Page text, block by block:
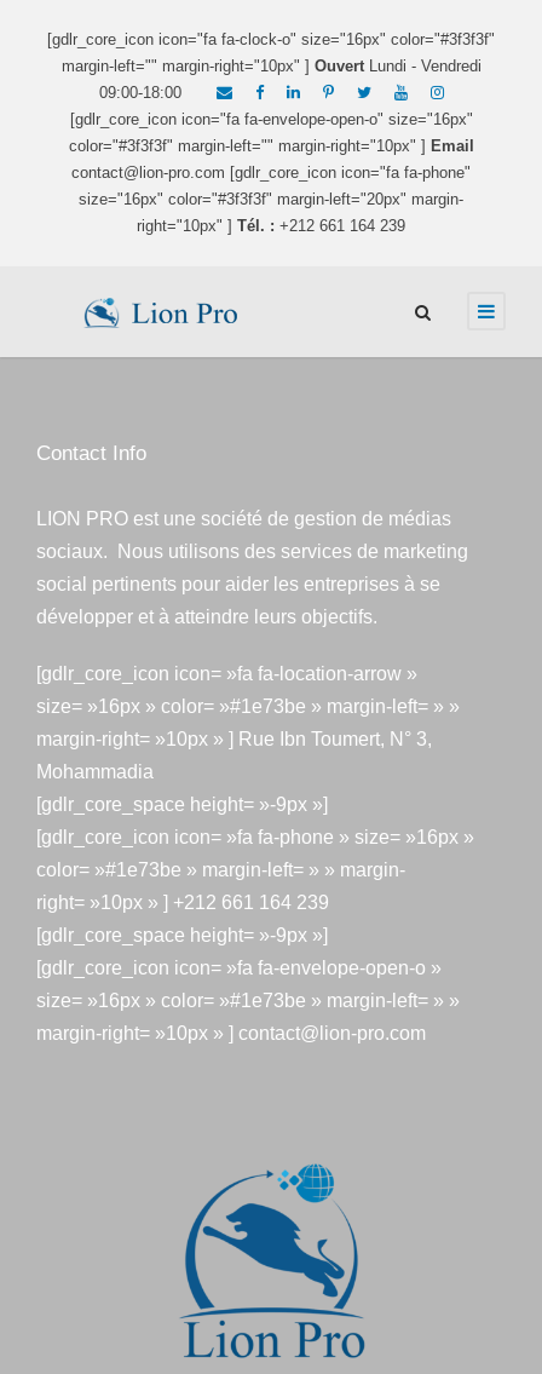
[gdlr_core_icon icon="fa fa-clock-o" size="16px" color="#3f3f3f"
margin-left="" margin-right="10px" ] OuvertLundi - Vendredi
09:00-18:00
[gdlr_core_icon icon="fa fa-envelope-open-o" size="16px"
color="#3f3f3f" margin-left="" margin-right="10px" ] Email
contact@lion-pro.com [gdlr_core_icon icon="fa fa-phone"
size="16px" color="#3f3f3f" margin-left="20px" margin-
right="10px" ] Tél. : +212 661 164 239
Contact Info
LION PRO est une société de gestion de médias
sociaux. Nous utilisons des services de marketing
social pertinents pour aider les entreprises à se
développer et à atteindre leurs objectifs.
[gdlr_core_icon icon= »fa fa-location-arrow »
size= »16px » color= »#1e73be » margin-left= » »
margin-right= »10px » ] Rue Ibn Toumert, N° 3,
Mohammadia
[gdlr_core_space height= »-9px »]
[gdlr_core_icon icon= »fa fa-phone » size= »16px »
color= »#1e73be » margin-left= » » margin-
right= »10px » ] +212 661 164 239
[gdlr_core_space height= »-9px »]
[gdlr_core_icon icon= »fa fa-envelope-open-o »
size= »16px » color= »#1e73be » margin-left= » »
margin-right= »10px » ] contact@lion-pro.com